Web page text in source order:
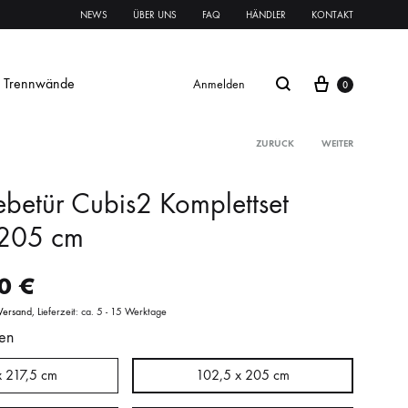
NEWS ÜBER UNS FAQ HÄNDLER KONTAKT
ESG Klares VSG
Trennwände Anmelden 0
ZURÜCK WEITER
Cubis2 Komplettset
cm
€
Lieferzeit: ca. 5 - 15 Werktage
cm 102,5 x 205 cm